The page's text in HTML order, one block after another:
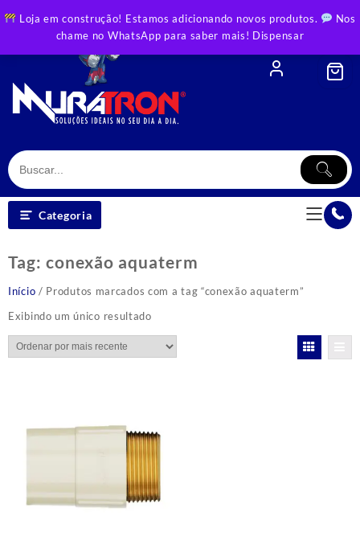
Loja em construção! Estamos adicionando novos produtos.
Nos
chame no WhatsApp para saber mais! Dispensar
to
Categoria
Tag: conexão aquaterm
Início / Produtos marcados com a tag “conexão aquaterm”
Exibindo um único resultado